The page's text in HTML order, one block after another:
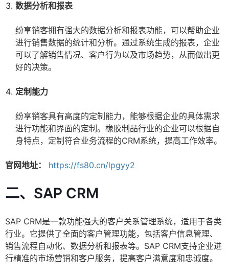
数据分析和报表
纷享销客拥有强大的数据分析和报表功能，可以帮助企业
进行销售数据的统计和分析。通过系统生成的报表，企业
可以了解销售情况、客户行为以及市场趋势，从而做出更
好的决策。
定制能力
纷享销客具有高度的定制能力，能够根据企业的具体需求
进行功能和界面的定制。橡胶制品行业的企业可以根据自
身特点，定制符合业务流程的CRM系统，提高工作效率。
官网地址： https://fs80.cn/lpgyy2
二、SAP CRM
SAP CRM是一款功能强大的客户关系管理系统，适用于各类
行业。它提供了全面的客户管理功能，包括客户信息管理、
销售流程自动化、数据分析和报表等。SAP CRM支持企业进
行精准的市场营销和客户服务，提高客户满意度和忠诚度。